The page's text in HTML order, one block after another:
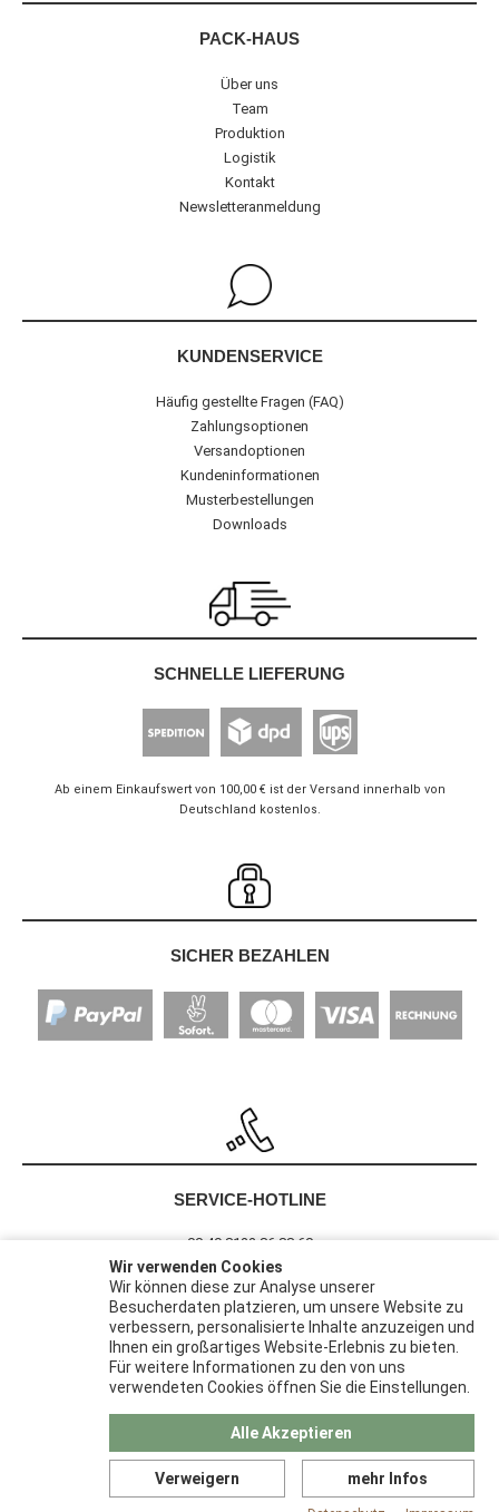
PACK-HAUS
Über uns
Team
Produktion
Logistik
Kontakt
Newsletteranmeldung
KUNDENSERVICE
Häufig gestellte Fragen (FAQ)
Zahlungsoptionen
Versandoptionen
Kundeninformationen
Musterbestellungen
Downloads
SCHNELLE LIEFERUNG
Ab einem Einkaufswert von 100,00 € ist der Versand innerhalb von
Deutschland kostenlos.
SICHER BEZAHLEN
SERVICE-HOTLINE
00 49 8122 86 88 60
© 2026 | Pack-Haus ist eine Marke derPapier Karl GmbH &
Barrierefreiheit
Widerrufsrecht
Datenschutz
AGB
Impressum
Wir verwenden Cookies
Wir können diese zur Analyse unserer
Besucherdaten platzieren, um unsere Website zu
verbessern, personalisierte Inhalte anzuzeigen und
Ihnen ein großartiges Website-Erlebnis zu bieten.
Für weitere Informationen zu den von uns
verwendeten Cookies öffnen Sie die Einstellungen.
Verweigern
Alle Akzeptieren
mehr Infos